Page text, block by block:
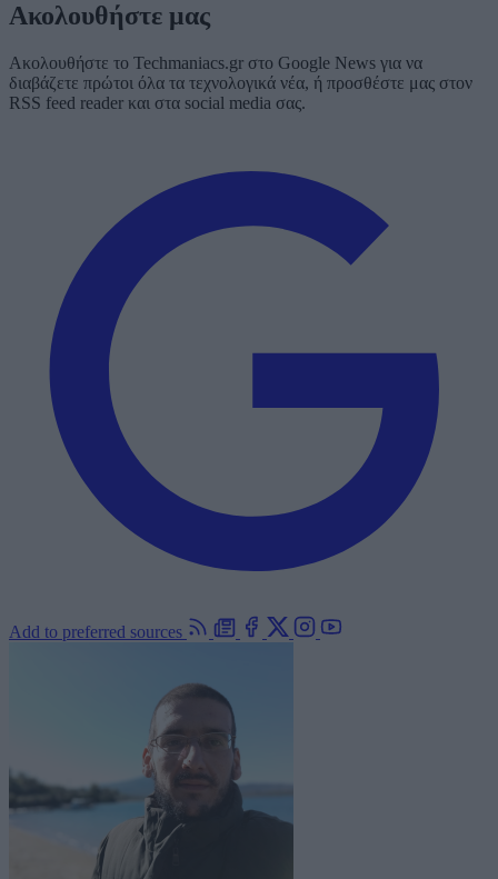
Ακολουθήστε μας
Ακολουθήστε το Techmaniacs.gr στο Google News για να
διαβάζετε πρώτοι όλα τα τεχνολογικά νέα, ή προσθέστε μας στον
RSS feed reader και στα social media σας.
Add to preferred sources